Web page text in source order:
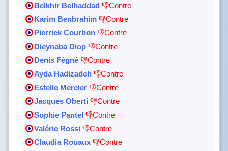
Belkhir Belhaddad 👎Contre
Karim Benbrahim 👎Contre
Pierrick Courbon 👎Contre
Dieynaba Diop 👎Contre
Denis Fégné 👎Contre
Ayda Hadizadeh 👎Contre
Estelle Mercier 👎Contre
Jacques Oberti 👎Contre
Sophie Pantel 👎Contre
Valérie Rossi 👎Contre
Claudia Rouaux 👎Contre